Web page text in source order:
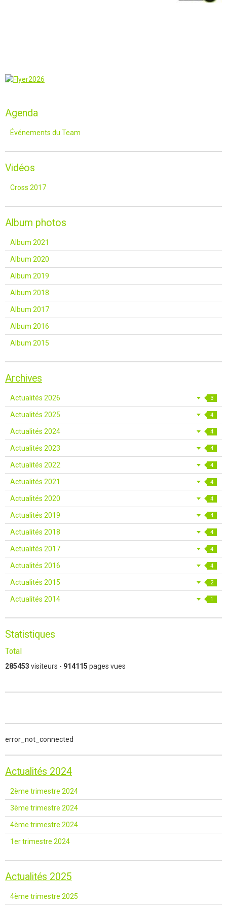
Agenda
Événements du Team
Vidéos
Cross 2017
Album photos
Album 2021
Album 2020
Album 2019
Album 2018
Album 2017
Album 2016
Album 2015
Archives
Actualités 2026 3
Actualités 2025 4
Actualités 2024 4
Actualités 2023 4
Actualités 2022 4
Actualités 2021 4
Actualités 2020 4
Actualités 2019 4
Actualités 2018 4
Actualités 2017 4
Actualités 2016 4
Actualités 2015 2
Actualités 2014 1
Statistiques
Total
285453 visiteurs - 914115 pages vues
error_not_connected
Actualités 2024
2ème trimestre 2024
3ème trimestre 2024
4ème trimestre 2024
1er trimestre 2024
Actualités 2025
4ème trimestre 2025